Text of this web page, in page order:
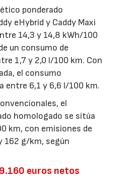
ponderado
eHybrid y Caddy Maxi
14,3 y 14,8 kWh/100
un consumo de
1,7 y 2,0 l/100 km. Con
el consumo
entre 6,1 y 6,6 l/100 km.
el
homologado se sitúa
km, con emisiones de
162 g/km, según
euros netos